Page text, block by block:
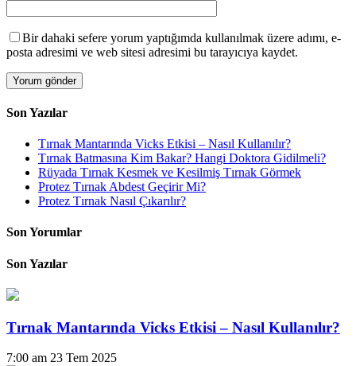
Bir dahaki sefere yorum yaptığımda kullanılmak üzere adımı, e-
posta adresimi ve web sitesi adresimi bu tarayıcıya kaydet.
Son Yazılar
Tırnak Mantarında Vicks Etkisi – Nasıl Kullanılır?
Tırnak Batmasına Kim Bakar? Hangi Doktora Gidilmeli?
Rüyada Tırnak Kesmek ve Kesilmiş Tırnak Görmek
Protez Tırnak Abdest Geçirir Mi?
Protez Tırnak Nasıl Çıkarılır?
Son Yorumlar
Son Yazılar
Tırnak Mantarında Vicks Etkisi – Nasıl Kullanılır?
7:00 am 23 Tem 2025